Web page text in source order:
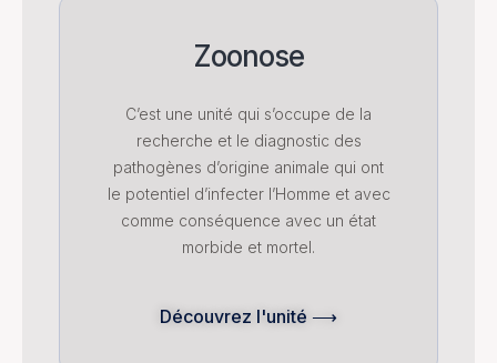
Zoonose
C’est une unité qui s’occupe de la
recherche et le diagnostic des
pathogènes d’origine animale qui ont
le potentiel d’infecter l’Homme et avec
comme conséquence avec un état
morbide et mortel.
Découvrez l'unité ⟶